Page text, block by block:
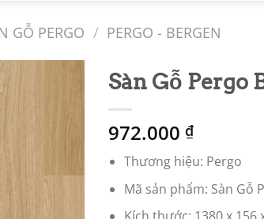
GỖ PERGO / PERGO - BERGEN
wishlist
Sàn Gỗ Pergo
972.000 ₫
Thương hiệu: Pergo
Mã sản phẩm: Sàn Gỗ